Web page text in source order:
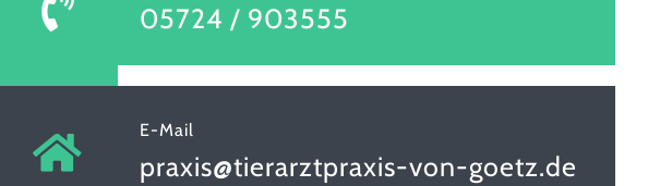
05724 / 903555
E-Mail
praxis@tierarztpraxis-von-goetz.de